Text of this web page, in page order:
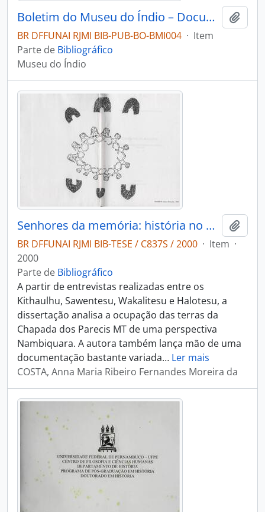
Boletim do Museu do Índio – Documentação – Nº 8
BR DFFUNAI RJMI BIB-PUB-BO-BMI004 · Item
Parte de Bibliográfico
Museu do Índio
Senhores da memória: história no universo das Nambiquara do Cerrado 1942-1968
BR DFFUNAI RJMI BIB-TESE / C837S / 2000 · Item ·
2000
Parte de Bibliográfico
A partir de entrevistas realizadas entre os
Kithaulhu, Sawentesu, Wakalitesu e Halotesu, a
dissertação analisa a ocupação das terras da
Chapada dos Parecis MT de uma perspectiva
Nambiquara. A autora também lança mão de uma
documentação bastante variada… Ler mais
COSTA, Anna Maria Ribeiro Fernandes Moreira da